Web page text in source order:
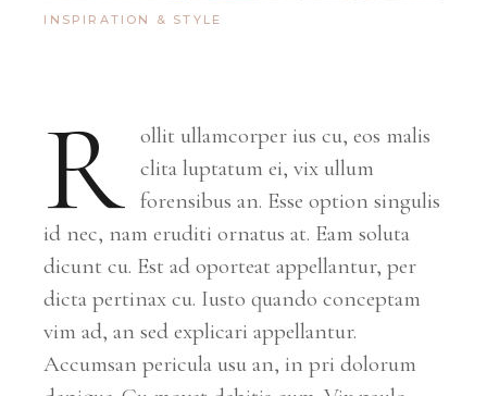
INSPIRATION & STYLE
R ollit ullamcorper ius cu, eos malis
clita luptatum ei, vix ullum
forensibus an. Esse option singulis
id nec, nam eruditi ornatus at. Eam soluta
dicunt cu. Est ad oporteat appellantur, per
dicta pertinax cu. Iusto quando conceptam
vim ad, an sed explicari appellantur.
Accumsan pericula usu an, in pri dolorum